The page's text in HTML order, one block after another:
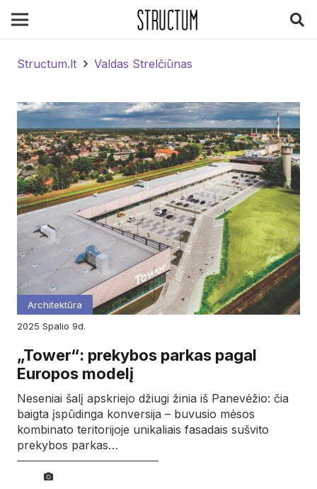
Structum.lt Valdas Strelčiūnas
Architektūra
2025
spalio 9d.
„Tower“: prekybos parkas pagal
Europos modelį
Neseniai šalį apskriejo džiugi žinia iš Panevėžio: čia
baigta įspūdinga konversija – buvusio mėsos
kombinato teritorijoje unikaliais fasadais sušvito
prekybos parkas…